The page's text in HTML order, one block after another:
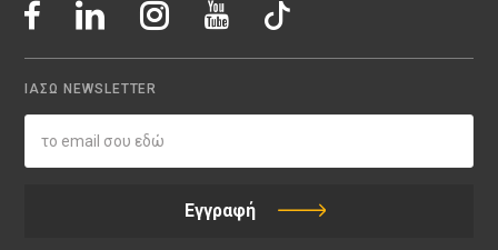
ΙΑΣΩ NEWSLETTER
Εγγραφή